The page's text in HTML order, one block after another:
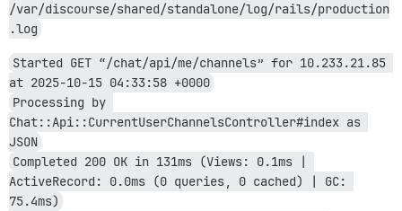
/var/discourse/shared/standalone/log/rails/production
.log
Started GET “/chat/api/me/channels” for 10.233.21.85
at 2025-10-15 04:33:58 +0000
Processing by
Chat::Api::CurrentUserChannelsController#index as
JSON
Completed 200 OK in 131ms (Views: 0.1ms |
ActiveRecord: 0.0ms (0 queries, 0 cached) | GC:
75.4ms)